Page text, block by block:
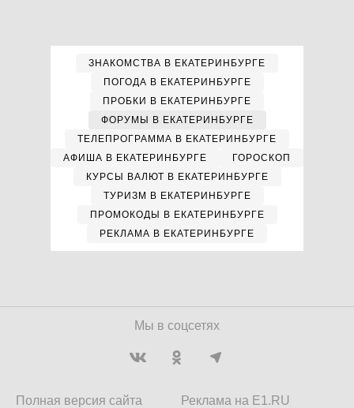
ЗНАКОМСТВА В ЕКАТЕРИНБУРГЕ
ПОГОДА В ЕКАТЕРИНБУРГЕ
ПРОБКИ В ЕКАТЕРИНБУРГЕ
ФОРУМЫ В ЕКАТЕРИНБУРГЕ
ТЕЛЕПРОГРАММА В ЕКАТЕРИНБУРГЕ
АФИША В ЕКАТЕРИНБУРГЕ
ГОРОСКОП
КУРСЫ ВАЛЮТ В ЕКАТЕРИНБУРГЕ
ТУРИЗМ В ЕКАТЕРИНБУРГЕ
ПРОМОКОДЫ В ЕКАТЕРИНБУРГЕ
РЕКЛАМА В ЕКАТЕРИНБУРГЕ
Мы в соцсетях
Полная версия сайта
Реклама на E1.RU